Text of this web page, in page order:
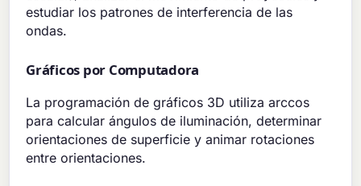
estudiar los patrones de interferencia de las
ondas.
Gráficos por Computadora
La programación de gráficos 3D utiliza arccos
para calcular ángulos de iluminación, determinar
orientaciones de superficie y animar rotaciones
entre orientaciones.